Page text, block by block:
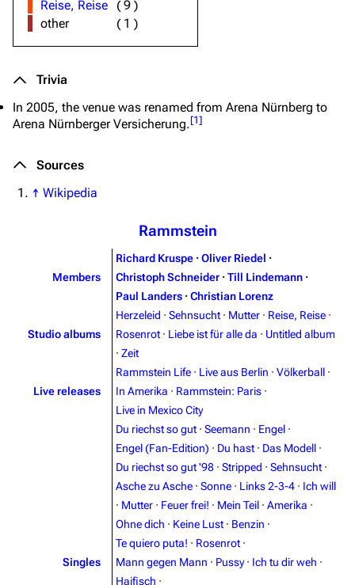
3.4K 12 290.4K
Navigation
Main page
Rammstein
Information
Reise, Reise
(9 )
other
( 1 )
Trivia
In 2005, the venue was renamed from Arena Nürnberg to
Arena Nürnberger Versicherung.[1]
Sources
↑ Wikipedia
Rammstein
Members
Richard Kruspe · Oliver Riedel ·
Christoph Schneider · Till Lindemann ·
Paul Landers · Christian Lorenz
Studio albums
Herzeleid · Sehnsucht · Mutter · Reise, Reise ·
Rosenrot · Liebe ist für alle da · Untitled album
· Zeit
Live releases
Rammstein Life · Live aus Berlin · Völkerball ·
In Amerika · Rammstein: Paris ·
Live in Mexico City
Singles
Du riechst so gut · Seemann · Engel ·
Engel (Fan-Edition) · Du hast · Das Modell ·
Du riechst so gut '98 · Stripped · Sehnsucht ·
Asche zu Asche · Sonne · Links 2-3-4 · Ich will
· Mutter · Feuer frei! · Mein Teil · Amerika ·
Ohne dich · Keine Lust · Benzin ·
Te quiero puta! · Rosenrot ·
Mann gegen Mann · Pussy · Ich tu dir weh ·
Haifisch ·